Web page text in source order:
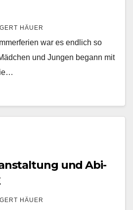
GERT HÄUER
war es endlich so
und Jungen begann mit
und Abi-
GERT HÄUER